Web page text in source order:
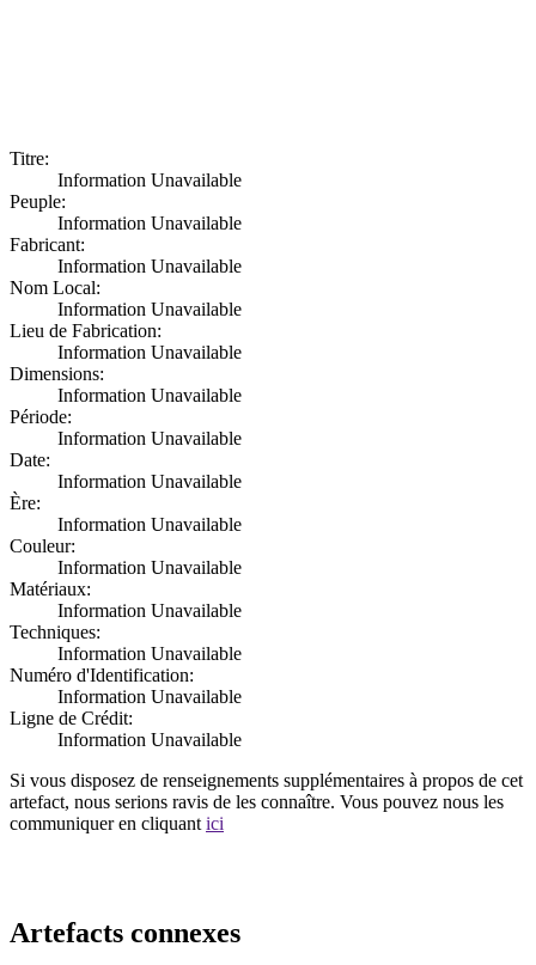
Titre:
Information Unavailable
Peuple:
Information Unavailable
Fabricant:
Information Unavailable
Nom Local:
Information Unavailable
Lieu de Fabrication:
Information Unavailable
Dimensions:
Information Unavailable
Période:
Information Unavailable
Date:
Information Unavailable
Ère:
Information Unavailable
Couleur:
Information Unavailable
Matériaux:
Information Unavailable
Techniques:
Information Unavailable
Numéro d'Identification:
Information Unavailable
Ligne de Crédit:
Information Unavailable
Si vous disposez de renseignements supplémentaires à propos de cet
artefact, nous serions ravis de les connaître. Vous pouvez nous les
communiquer en cliquant ici
Artefacts connexes